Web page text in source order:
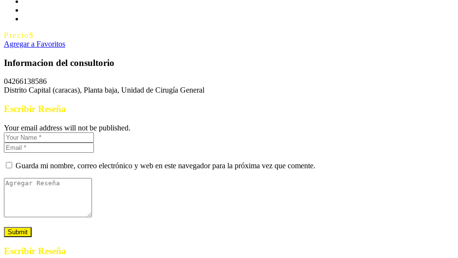
Precio$
Agregar a Favoritos
Informacion del consultorio
04266138586
Distrito Capital (caracas), Planta baja, Unidad de Cirugía General
Escribir Reseña
Your email address will not be published.
Guarda mi nombre, correo electrónico y web en este navegador para la próxima vez que comente.
Escribir Reseña